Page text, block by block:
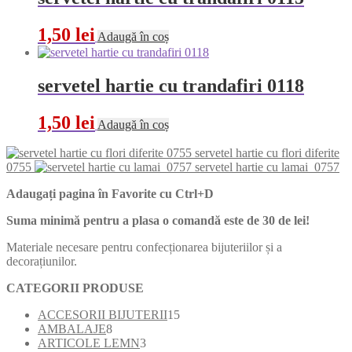
1,50 lei Adaugă în coș
servetel hartie cu trandafiri 0118
1,50 lei Adaugă în coș
servetel hartie cu flori diferite
0755
servetel hartie cu lamai 0757
Adaugați pagina în Favorite cu Ctrl+D
Suma minimă pentru a plasa o comandă este de 30 de lei!
Materiale necesare pentru confecționarea bijuteriilor și a
decorațiunilor.
CATEGORII PRODUSE
ACCESORII BIJUTERII1515
AMBALAJE88
produse
ARTICOLE LEMN33